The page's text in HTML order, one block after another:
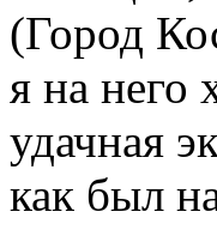
(Город
я на него
удачная
как был